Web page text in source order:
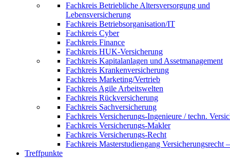
Fachkreis Betriebliche Altersversorgung und
Lebensversicherung
Fachkreis Betriebsorganisation/IT
Fachkreis Cyber
Fachkreis Finance
Fachkreis HUK-Versicherung
Fachkreis Kapitalanlagen und Assetmanagement
Fachkreis Krankenversicherung
Fachkreis Marketing/Vertrieb
Fachkreis Agile Arbeitswelten
Fachkreis Rückversicherung
Fachkreis Sachversicherung
Fachkreis Versicherungs-Ingenieure / techn.
Fachkreis Versicherungs-Makler
Fachkreis Versicherungs-Recht
Fachkreis Masterstudiengang Versicherungsrecht
Treffpunkte